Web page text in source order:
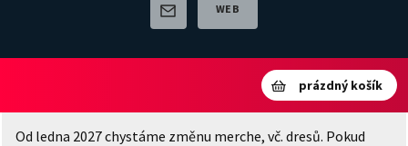
WEB
prázdný košík
Od ledna 2027 chystáme změnu merche, vč. dresů. Pokud